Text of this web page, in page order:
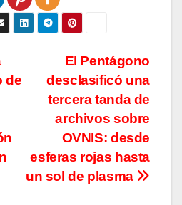
El Pentágono
desclasificó una
tercera tanda de
archivos sobre
OVNIS: desde
esferas rojas hasta
un sol de plasma
de